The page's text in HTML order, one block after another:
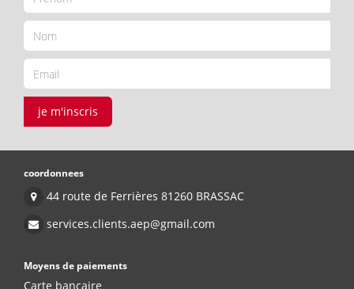
je m'inscris
coordonnees
44 route de Ferrières 81260 BRASSAC
services.clients.aep@gmail.com
Moyens de paiements
Carte bancaire